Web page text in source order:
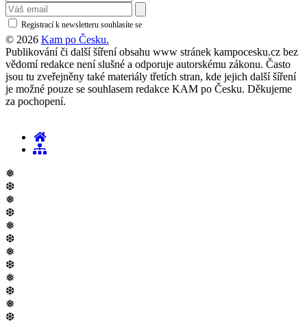
Registrací k newsletteru souhlasíte se
© 2026 Kam po Česku.
Publikování či další šíření obsahu www stránek kampocesku.cz bez
vědomí redakce není slušné a odporuje autorskému zákonu. Často
jsou tu zveřejněny také materiály třetích stran, kde jejich další šíření
je možné pouze se souhlasem redakce KAM po Česku. Děkujeme
za pochopení.
❅
❆
❅
❆
❅
❆
❅
❆
❅
❆
❅
❆